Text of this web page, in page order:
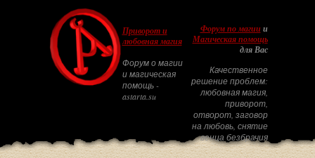
Приворот и
любовная магия
Форум о магии
и магическая
помощь -
astarta.su
Форум по магиии
Магическая помощь
для Вас
Качественное
решение проблем:
любовная магия,
приворот,
отворот, заговор
на любовь, снятие
венца безбрачия